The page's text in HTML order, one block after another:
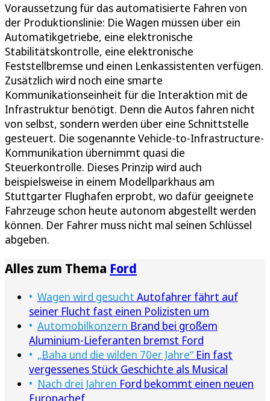
Voraussetzung für das automatisierte Fahren von
der Produktionslinie: Die Wagen müssen über ein
Automatikgetriebe, eine elektronische
Stabilitätskontrolle, eine elektronische
Feststellbremse und einen Lenkassistenten verfügen.
Zusätzlich wird noch eine smarte
Kommunikationseinheit für die Interaktion mit de
Infrastruktur benötigt. Denn die Autos fahren nicht
von selbst, sondern werden über eine Schnittstelle
gesteuert. Die sogenannte Vehicle-to-Infrastructure-
Kommunikation übernimmt quasi die
Steuerkontrolle. Dieses Prinzip wird auch
beispielsweise in einem Modellparkhaus am
Stuttgarter Flughafen erprobt, wo dafür geeignete
Fahrzeuge schon heute autonom abgestellt werden
können. Der Fahrer muss nicht mal seinen Schlüssel
abgeben.
Alles zum Thema Ford
Wagen wird gesucht Autofahrer fährt auf
seiner Flucht fast einen Polizisten um
Automobilkonzern Brand bei großem
Aluminium-Lieferanten bremst Ford
„Baha und die wilden 70er Jahre“ Ein fast
vergessenes Stück Geschichte als Musical
Nach drei Jahren Ford bekommt einen neuen